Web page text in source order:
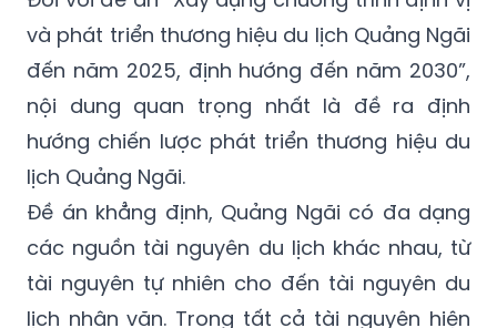
và phát triển thương hiệu du lịch Quảng Ngãi
đến năm 2025, định hướng đến năm 2030”,
nội dung quan trọng nhất là đề ra định
hướng chiến lược phát triển thương hiệu du
lịch Quảng Ngãi.
Đề án khẳng định, Quảng Ngãi có đa dạng
các nguồn tài nguyên du lịch khác nhau, từ
tài nguyên tự nhiên cho đến tài nguyên du
lịch nhân văn. Trong tất cả tài nguyên hiện